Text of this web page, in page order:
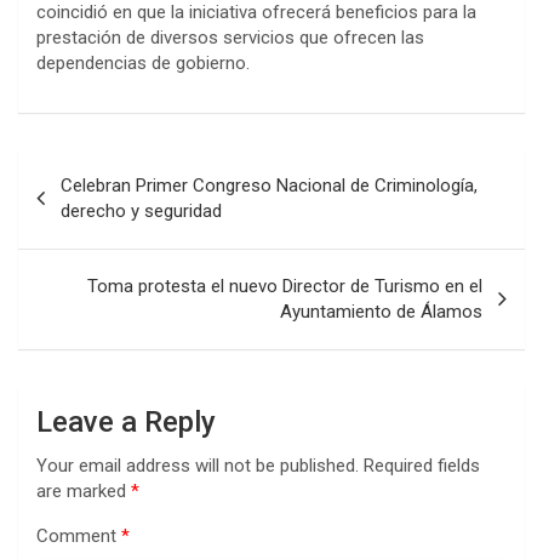
coincidió en que la iniciativa ofrecerá beneficios para la
prestación de diversos servicios que ofrecen las
dependencias de gobierno.
navigation
Celebran Primer Congreso Nacional de Criminología,
derecho y seguridad
Toma protesta el nuevo Director de Turismo en el
Ayuntamiento de Álamos
Leave a Reply
Your email address will not be published. Required fields
are marked *
Comment *